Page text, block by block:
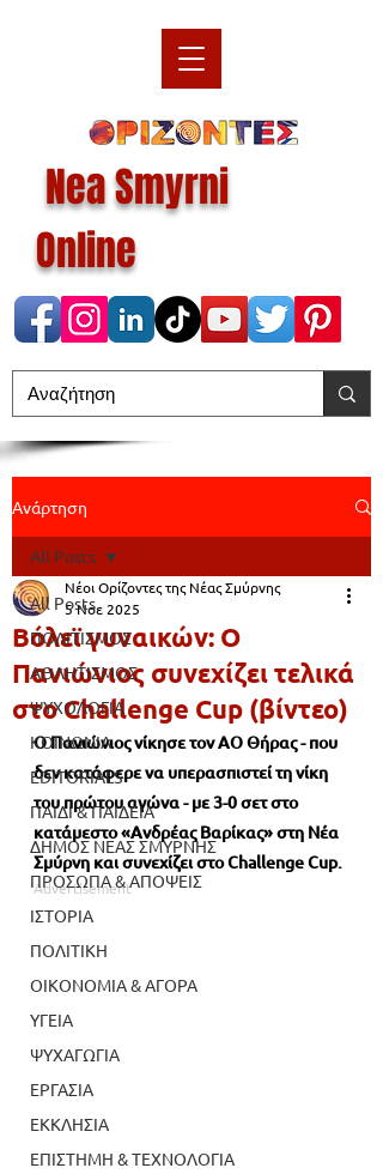
Nea Smyrni
Online
Ανάρτηση
All Posts
ΠΟΛΙΤΙΣΜΟΣ
ΑΘΛΗΤΙΣΜΟΣ
ΨΥΧΟΛΟΓΙΑ
ΚΟΙΝΩΝΙΑ
EDITORIALS
ΠΑΙΔΙ & ΠΑΙΔΕΙΑ
ΔΗΜΟΣ ΝΕΑΣ ΣΜΥΡΝΗΣ
ΠΡΟΣΩΠΑ & ΑΠΟΨΕΙΣ
ΙΣΤΟΡΙΑ
ΠΟΛΙΤΙΚΗ
ΟΙΚΟΝΟΜΙΑ & ΑΓΟΡΑ
ΥΓΕΙΑ
ΨΥΧΑΓΩΓΙΑ
ΕΡΓΑΣΙΑ
ΕΚΚΛΗΣΙΑ
ΕΠΙΣΤΗΜΗ & ΤΕΧΝΟΛΟΓΙΑ
All Posts
Βόλεϊ γυναικών: Ο
Πανιώνιος συνεχίζει τελικά
στο Challenge Cup (βίντεο)
Νέοι Ορίζοντες της Νέας Σμύρνης
5 Νοε 2025
Ο Πανιώνιος νίκησε τον ΑΟ Θήρας - που
δεν κατάφερε να υπερασπιστεί τη νίκη
του πρώτου αγώνα - με 3-0 σετ στο
κατάμεστο «Ανδρέας Βαρίκας» στη Νέα
Σμύρνη και συνεχίζει στο Challenge Cup.
Advertisement